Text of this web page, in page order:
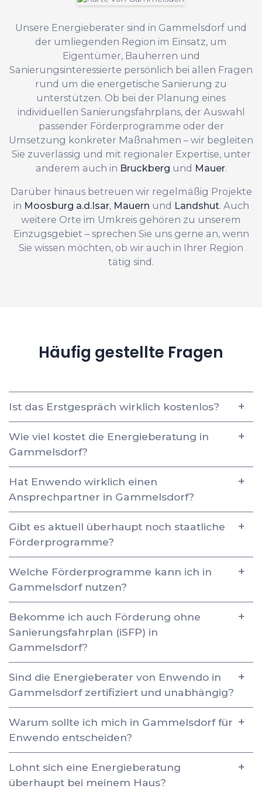
Unsere Energieberater sind in Gammelsdorf und
der umliegenden Region im Einsatz, um
Eigentümer, Bauherren und
Sanierungsinteressierte persönlich bei allen Fragen
rund um die energetische Sanierung zu
unterstützen. Ob bei der Planung eines
individuellen Sanierungsfahrplans, der Auswahl
passender Förderprogramme oder der
Umsetzung konkreter Maßnahmen – wir begleiten
Sie zuverlässig und mit regionaler Expertise, unter
anderem auch in Bruckberg und Mauer.
Darüber hinaus betreuen wir regelmäßig Projekte
in Moosburg a.d.Isar, Mauern und Landshut. Auch
weitere Orte im Umkreis gehören zu unserem
Einzugsgebiet – sprechen Sie uns gerne an, wenn
Sie wissen möchten, ob wir auch in Ihrer Region
tätig sind.
Häufig gestellte Fragen
Ist das Erstgespräch wirklich kostenlos?
Wie viel kostet die Energieberatung in
Gammelsdorf?
Hat Enwendo wirklich einen
Ansprechpartner in Gammelsdorf?
Gibt es aktuell überhaupt noch staatliche
Förderprogramme?
Welche Förderprogramme kann ich in
Gammelsdorf nutzen?
Bekomme ich auch Förderung ohne
Sanierungsfahrplan (iSFP) in
Gammelsdorf?
Sind die Energieberater von Enwendo in
Gammelsdorf zertifiziert und unabhängig?
Warum sollte ich mich in Gammelsdorf für
Enwendo entscheiden?
Lohnt sich eine Energieberatung
überhaupt bei meinem Haus?